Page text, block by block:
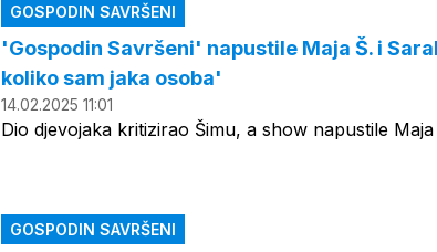
GOSPODIN SAVRŠENI
'Gospodin Savršeni' napustile Maja Š. i
koliko sam jaka osoba'
14.02.2025 11:01
Dio djevojaka kritizirao Šimu, a show napustile
GOSPODIN SAVRŠENI